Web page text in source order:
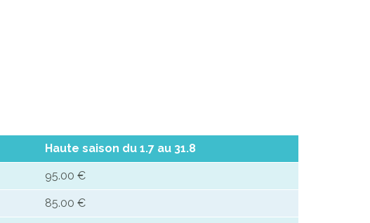
Haute saison du 1.7 au 31.8
95.00 €
85.00 €